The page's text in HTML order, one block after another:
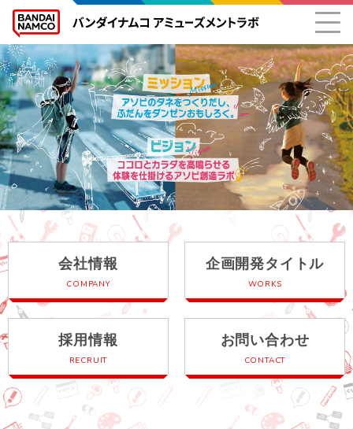
HOME
会社情報
企画開発タイトル
採用情報
お問い合わせ
会社情報
COMPANY
企画開発タイトル
WORKS
採用情報
RECRUIT
お問い合わせ
CONTACT